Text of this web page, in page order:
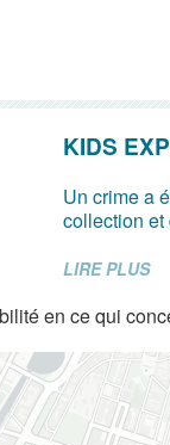
KIDS
Un crime a
collection et
LIRE PLUS
en ce qui